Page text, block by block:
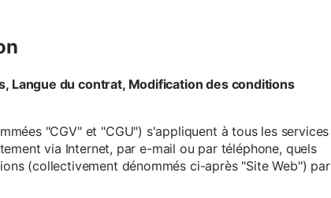
Langue du contrat, Modification des conditions
"CGV" et "CGU") s'appliquent à tous les services
via Internet, par e-mail ou par téléphone, quels
(collectivement dénommés ci-après "Site Web") par